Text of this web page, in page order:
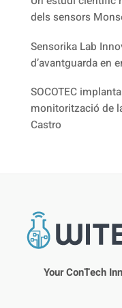
dels sensors
Sensorika Lab
d’avantguarda en
SOCOTEC
monitorització de
Castro
Your ConTech